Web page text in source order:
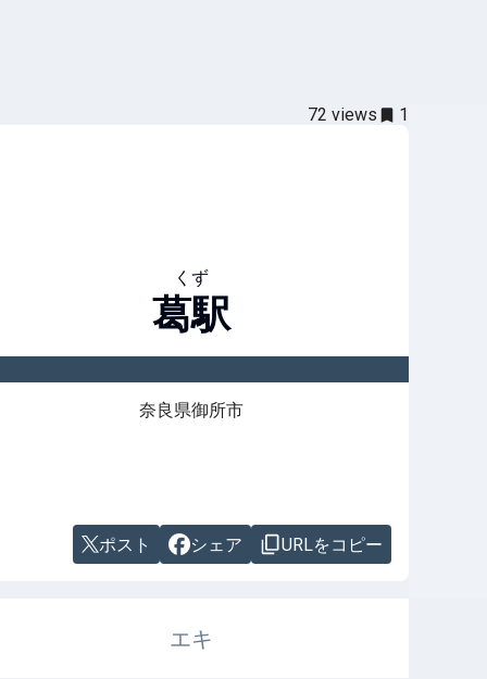
72 views 1
くず
葛駅
奈良県御所市
ポスト シェア URLをコピー
エキ